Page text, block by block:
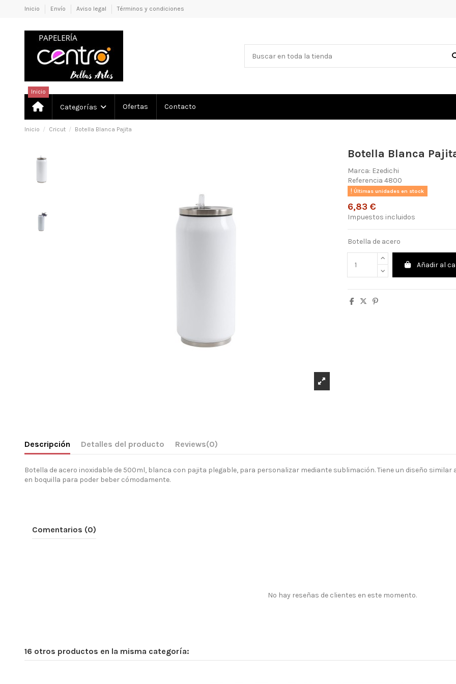
Inicio Envío Aviso legal Términos y condiciones
Inicio
Categorías Ofertas Contacto
Inicio Cricut Botella Blanca Pajita
Botella Blanca
Marca: Ezedichi
Referencia 4800
Últimas unidades en stock
6,83 €
Impuestos incluidos
Botella de acero
Añadir al
Descripción Detalles del producto Reviews(0)
Botella de acero inoxidable de 500ml, blanca con pajita plegable, para personalizar mediante sublimación. Tiene un diseño
en boquilla para poder beber cómodamente.
Comentarios (0)
No hay reseñas de clientes en este momento.
16 otros productos en la misma categoría: